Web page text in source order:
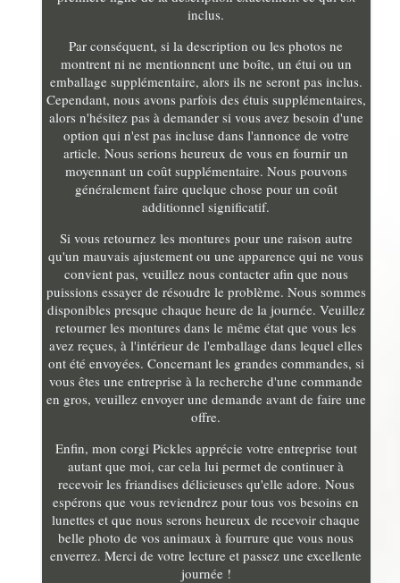
inclus.
Par conséquent, si la description ou les photos ne
montrent ni ne mentionnent une boîte, un étui ou un
emballage supplémentaire, alors ils ne seront pas inclus.
Cependant, nous avons parfois des étuis supplémentaires,
alors n'hésitez pas à demander si vous avez besoin d'une
option qui n'est pas incluse dans l'annonce de votre
article. Nous serions heureux de vous en fournir un
moyennant un coût supplémentaire. Nous pouvons
généralement faire quelque chose pour un coût
additionnel significatif.
Si vous retournez les montures pour une raison autre
qu'un mauvais ajustement ou une apparence qui ne vous
convient pas, veuillez nous contacter afin que nous
puissions essayer de résoudre le problème. Nous sommes
disponibles presque chaque heure de la journée. Veuillez
retourner les montures dans le même état que vous les
avez reçues, à l'intérieur de l'emballage dans lequel elles
ont été envoyées. Concernant les grandes commandes, si
vous êtes une entreprise à la recherche d'une commande
en gros, veuillez envoyer une demande avant de faire une
offre.
Enfin, mon corgi Pickles apprécie votre entreprise tout
autant que moi, car cela lui permet de continuer à
recevoir les friandises délicieuses qu'elle adore. Nous
espérons que vous reviendrez pour tous vos besoins en
lunettes et que nous serons heureux de recevoir chaque
belle photo de vos animaux à fourrure que vous nous
enverrez. Merci de votre lecture et passez une excellente
journée !